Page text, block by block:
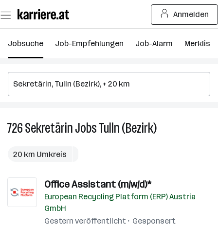
Seiteninhalt
springen
Anmelden
Jobsuche Job-Empfehlungen Job-Alarm Merkliste
726SekretärinJobsTulln (Bezirk)726
20 km Umkreis
Office Assistant (m/w/d)*
European Recycling Platform (ERP) Austria
GmbH
Gestern veröffentlicht
Gesponsert